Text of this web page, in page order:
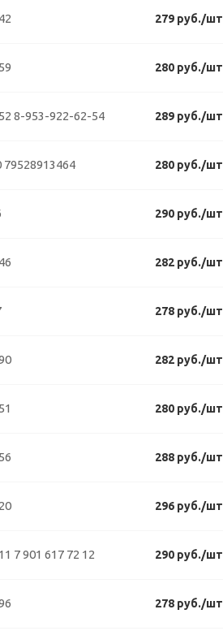
279 руб./шт
280 руб./шт
8-953-922-62-54 289 руб./шт
79528913464 280 руб./шт
290 руб./шт
282 руб./шт
278 руб./шт
282 руб./шт
280 руб./шт
288 руб./шт
296 руб./шт
7 901 617 72 12 290 руб./шт
278 руб./шт